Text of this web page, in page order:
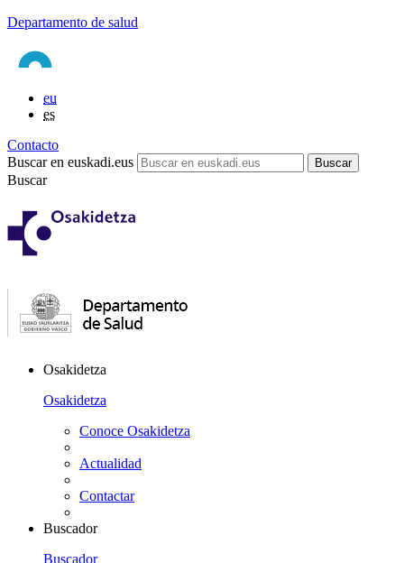
Departamento de salud
eu
es
Contacto
Buscar en euskadi.eus
Buscar
Osakidetza
Osakidetza
Conoce Osakidetza
Actualidad
Contactar
Buscador
Buscador